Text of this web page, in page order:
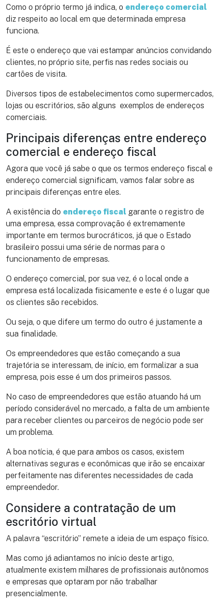
Como o próprio termo já indica, o endereço comercial
diz respeito ao local em que determinada empresa
funciona.
É este o endereço que vai estampar anúncios convidando
clientes, no próprio site, perfis nas redes sociais ou
cartões de visita.
Diversos tipos de estabelecimentos como supermercados,
lojas ou escritórios, são alguns exemplos de endereços
comerciais.
Principais diferenças entre endereço
comercial e endereço fiscal
Agora que você já sabe o que os termos endereço fiscal e
endereço comercial significam, vamos falar sobre as
principais diferenças entre eles.
A existência do endereço fiscal garante o registro de
uma empresa, essa comprovação é extremamente
importante em termos burocráticos, já que o Estado
brasileiro possui uma série de normas para o
funcionamento de empresas.
O endereço comercial, por sua vez, é o local onde a
empresa está localizada fisicamente e este é o lugar que
os clientes são recebidos.
Ou seja, o que difere um termo do outro é justamente a
sua finalidade.
Os empreendedores que estão começando a sua
trajetória se interessam, de início, em formalizar a sua
empresa, pois esse é um dos primeiros passos.
No caso de empreendedores que estão atuando há um
período considerável no mercado, a falta de um ambiente
para receber clientes ou parceiros de negócio pode ser
um problema.
A boa notícia, é que para ambos os casos, existem
alternativas seguras e econômicas que irão se encaixar
perfeitamente nas diferentes necessidades de cada
empreendedor.
Considere a contratação de um
escritório virtual
A palavra “escritório” remete a ideia de um espaço físico.
Mas como já adiantamos no início deste artigo,
atualmente existem milhares de profissionais autônomos
e empresas que optaram por não trabalhar
presencialmente.